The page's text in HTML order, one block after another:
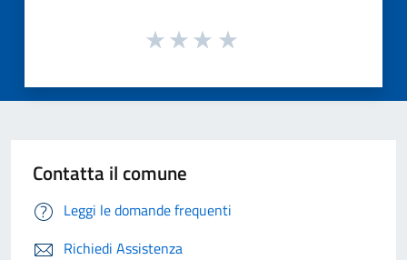
Contatta il comune
Leggi le domande frequenti
Richiedi Assistenza